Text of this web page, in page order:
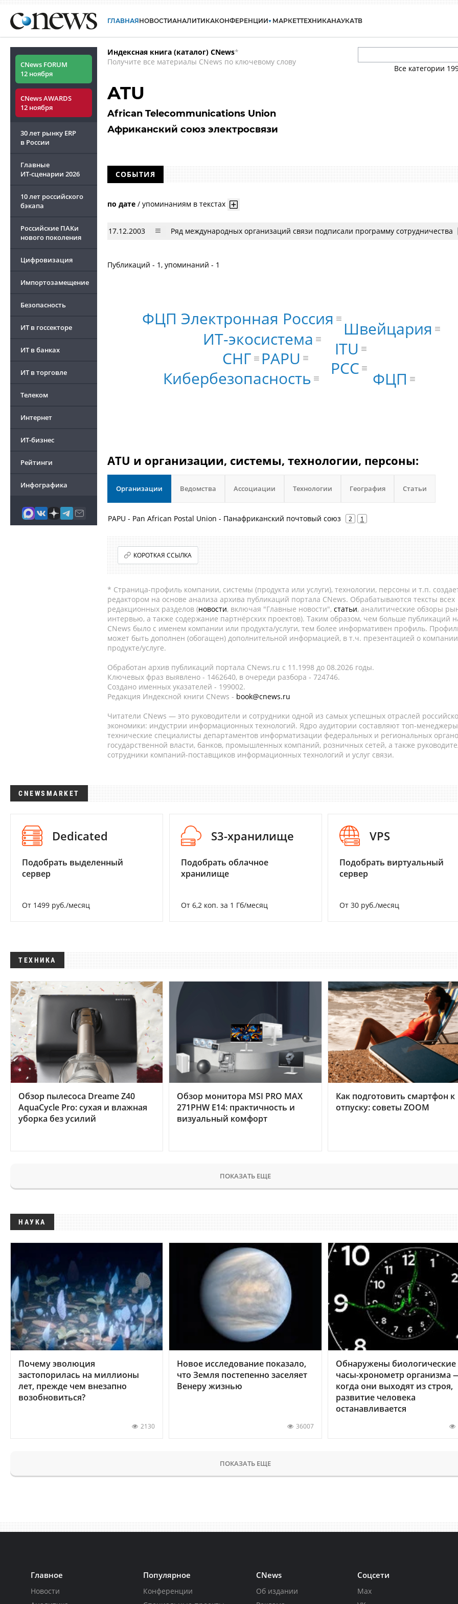
ГЛАВНАЯНОВОСТИАНАЛИТИКАКОНФЕРЕНЦИИ МАРКЕТТЕХНИКАНАУКАТВ
CNews FORUM
12 ноября
CNews AWARDS
12 ноября
30 лет рынку ERP
в России
Главные
ИТ-сценарии 2026
10 лет российского
бэкапа
Российские ПАКи
нового поколения
Цифровизация
Импортозамещение
Безопасность
ИТ в госсекторе
ИТ в банках
ИТ в торговле
Телеком
Интернет
ИТ-бизнес
Рейтинги
Инфографика
Индексная книга (каталог) CNews*
Получите все материалы CNews по ключевому слову
Все категории
ATU
African Telecommunications Union
Африканский союз электросвязи
СОБЫТИЯ
по дате / упоминаниям в текстах
17.12.2003 Ряд международных организаций связи подписали программу сотрудничества
Публикаций - 1, упоминаний - 1
PAPU РСС
ITU
ИТ-экосистема
Кибербезопасность
СНГ
Швейцария
ФЦП
ФЦП Электронная Россия
ATU и организации, системы, технологии, персоны:
Организации Ведомства Ассоциации Технологии География Статьи
PAPU - Pan African Postal Union - Панафриканский почтовый союз 2 1
КОРОТКАЯ ССЫЛКА
* Страница-профиль компании, системы (продукта или услуги), технологии, персоны и т.п.
редактором на основе анализа архива публикаций портала CNews. Обрабатываются тексты всех
редакционных разделов (новости, включая "Главные новости", статьи, аналитические обзоры
интервью, а также содержание партнёрских проектов). Таким образом, чем больше публикаций
CNews было с именем компании или продукта/услуги, тем более информативен профиль.
может быть дополнен (обогащен) дополнительной информацией, в т.ч. презентацией о
продукте/услуге.
Обработан архив публикаций портала CNews.ru c 11.1998 до 08.2026 годы.
Ключевых фраз выявлено - 1462640, в очереди разбора - 724746.
Создано именных указателей - 199002.
Редакция Индексной книги CNews - book@cnews.ru
Читатели CNews — это руководители и сотрудники одной из самых успешных отраслей
экономики: индустрии информационных технологий. Ядро аудитории составляют топ-
технические специалисты департаментов информатизации федеральных и региональных
государственной власти, банков, промышленных компаний, розничных сетей, а также
сотрудники компаний-поставщиков информационных технологий и услуг связи.
CNEWSMARKET
Dedicated
Подобрать выделенный
сервер
От 1499 руб./месяц
S3-хранилище
Подобрать облачное
хранилище
От 6,2 коп. за 1 Гб/месяц
VPS
Подобрать виртуальный
сервер
От 30 руб./месяц
ТЕХНИКА
Обзор пылесоса Dreame Z40
AquaCycle Pro: сухая и влажная
уборка без усилий
Обзор монитора MSI PRO MAX
271PHW E14: практичность и
визуальный комфорт
Как подготовить смартфон к
отпуску: советы ZOOM
ПОКАЗАТЬ ЕЩЕ
НАУКА
Почему эволюция
застопорилась на миллионы
лет, прежде чем внезапно
возобновиться?
2130
Новое исследование показало,
что Земля постепенно заселяет
Венеру жизнью
36007
Обнаружены биологические
часы-хронометр организма
когда они выходят из строя,
развитие человека
останавливается
ПОКАЗАТЬ ЕЩЕ
Главное
Новости
Популярное
Конференции
CNews
Об издании
Соцсети
Max